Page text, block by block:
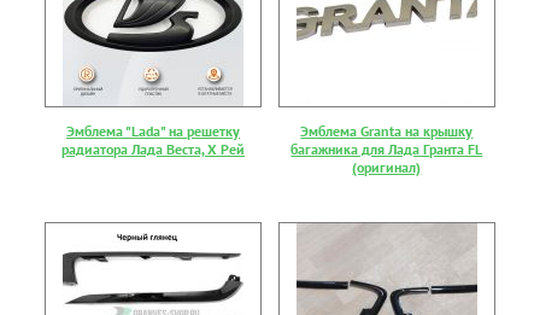
Эмблема "Lada" на решетку
радиатора Лада Веста, Х Рей
Эмблема Granta на крышку
багажника для Лада Гранта FL
(оригинал)